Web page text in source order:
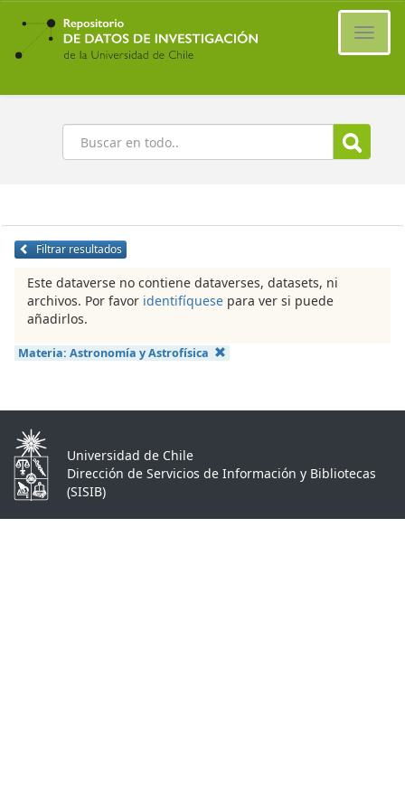
Ir
contenido
principal
Buscar
Filtrar resultados
Este dataverse no contiene dataverses, datasets, ni
archivos. Por favor identifíquese para ver si puede
añadirlos.
Materia: Astronomía y Astrofísica
Universidad de Chile
Dirección de Servicios de Información y Bibliotecas
(SISIB)